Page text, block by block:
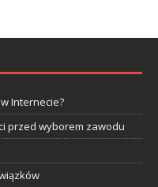
Internecie?
przed wyborem zawodu